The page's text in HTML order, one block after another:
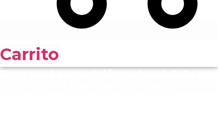
Carrito